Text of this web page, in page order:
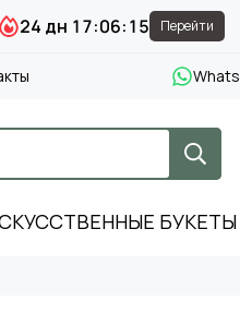
24 дн 17:06:15 Перейти
БУКЕТЫ